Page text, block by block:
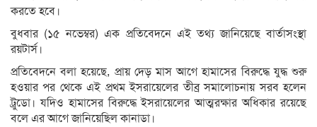
করতে হবে।
বুধবার (১৫ নভেম্বর) এক প্রতিবেদনে এই তথ্য জানিয়েছে বার্তাসংস্থা
রয়টার্স।
প্রতিবেদনে বলা হয়েছে, প্রায় দেড় মাস আগে হামাসের বিরুদ্ধে যুদ্ধ শুরু
হওয়ার পর থেকে এই প্রথম ইসরায়েলের তীব্র সমালোচনায় সরব হলেন
ট্রুডো। যদিও হামাসের বিরুদ্ধে ইসরায়েলের আত্মরক্ষার অধিকার রয়েছে
বলে এর আগে জানিয়েছিল কানাডা।